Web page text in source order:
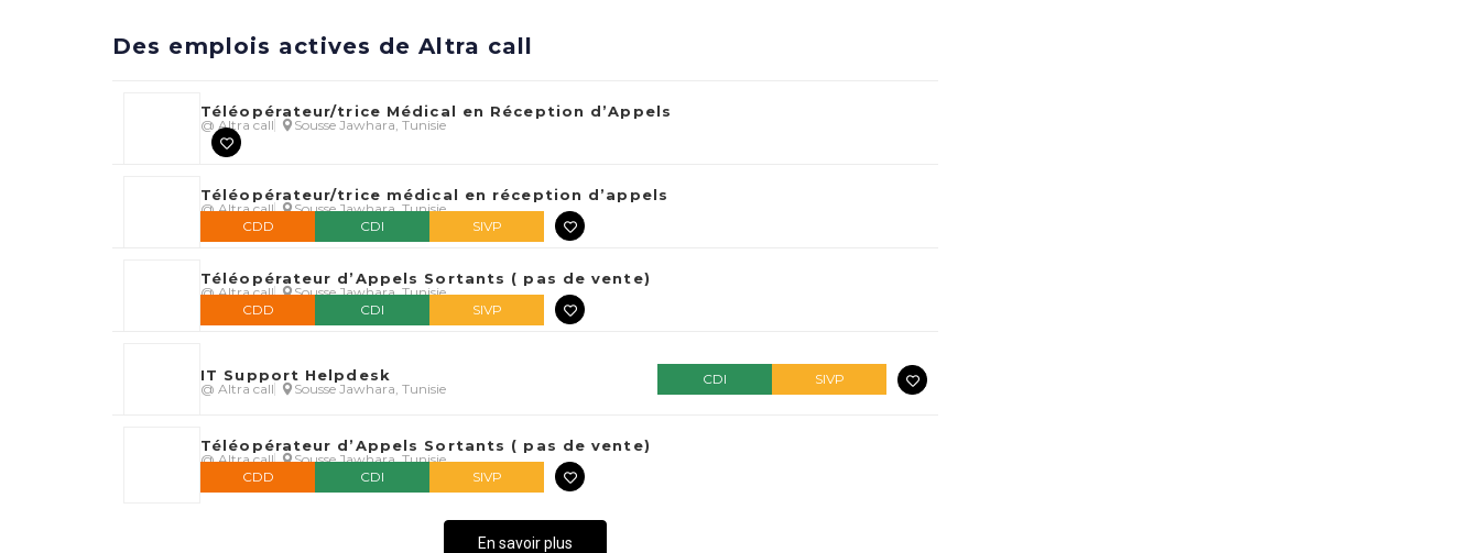
Des emplois actives de Altra call
Téléopérateur/trice Médical en Réception d’Appels
@ Altra call Sousse Jawhara, Tunisie
Téléopérateur/trice médical en réception d’appels
@ Altra call
Sousse Jawhara, Tunisie
CDD
CDI SIVP
Téléopérateur d’Appels Sortants ( pas de vente)
@ Altra call
Sousse Jawhara, Tunisie
CDD
CDI SIVP
IT Support Helpdesk
@ Altra call Sousse Jawhara, Tunisie
CDI SIVP
Téléopérateur d’Appels Sortants ( pas de vente)
@ Altra call
Sousse Jawhara, Tunisie
CDD
CDI SIVP
En savoir plus